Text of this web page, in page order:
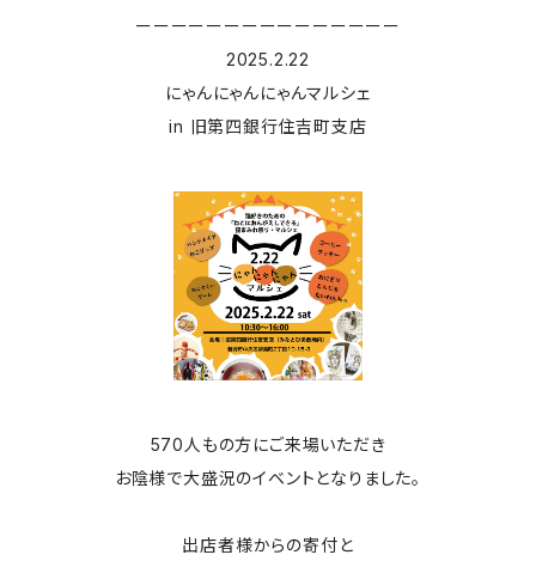
ーーーーーーーーーーーーーーー
2025.2.22
にゃんにゃんにゃんマルシェ
in 旧第四銀行住吉町支店
570人もの方にご来場いただき
お陰様で大盛況のイベントとなりました。
出店者様からの寄付と